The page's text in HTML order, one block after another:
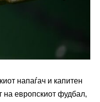
напаѓач и капитен
на европскиот фудбал,